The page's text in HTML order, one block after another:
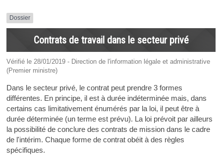
Dossier
Contrats de travail dans le secteur privé
Vérifié le 28/01/2019 - Direction de l'information légale et administrative
(Premier ministre)
Dans le secteur privé, le contrat peut prendre 3 formes
différentes. En principe, il est à durée indéterminée mais, dans
certains cas limitativement énumérés par la loi, il peut être à
durée déterminée (un terme est prévu). La loi prévoit par ailleurs
la possibilité de conclure des contrats de mission dans le cadre
de l'intérim. Chaque forme de contrat obéit à des règles
spécifiques.